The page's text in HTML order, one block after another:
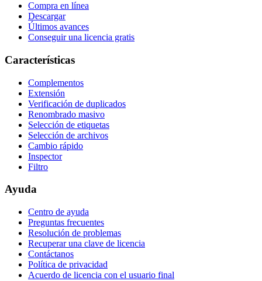
Compra en línea
Descargar
Últimos avances
Conseguir una licencia gratis
Características
Complementos
Extensión
Verificación de duplicados
Renombrado masivo
Selección de etiquetas
Selección de archivos
Cambio rápido
Inspector
Filtro
Ayuda
Centro de ayuda
Preguntas frecuentes
Resolución de problemas
Recuperar una clave de licencia
Contáctanos
Política de privacidad
Acuerdo de licencia con el usuario final